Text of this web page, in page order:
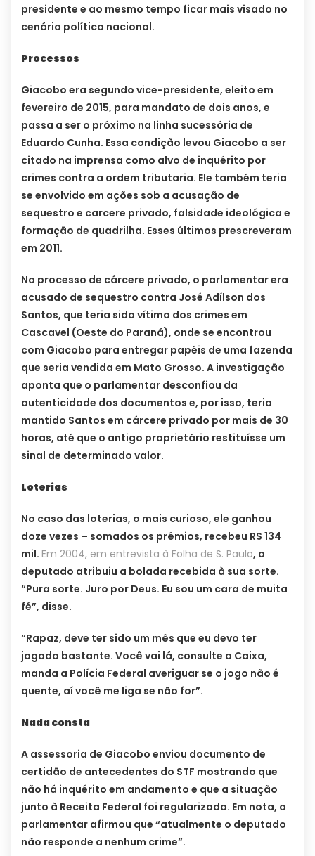
presidente e ao mesmo tempo ficar mais visado no
cenário político nacional.
Processos
Giacobo era segundo vice-presidente, eleito em
fevereiro de 2015, para mandato de dois anos, e
passa a ser o próximo na linha sucessória de
Eduardo Cunha. Essa condição levou Giacobo a ser
citado na imprensa como alvo de inquérito por
crimes contra a ordem tributaria. Ele também teria
se envolvido em ações sob a acusação de
sequestro e carcere privado, falsidade ideológica e
formação de quadrilha. Esses últimos prescreveram
em 2011.
No processo de cárcere privado, o parlamentar era
acusado de sequestro contra José Adílson dos
Santos, que teria sido vítima dos crimes em
Cascavel (Oeste do Paraná), onde se encontrou
com Giacobo para entregar papéis de uma fazenda
que seria vendida em Mato Grosso. A investigação
aponta que o parlamentar desconfiou da
autenticidade dos documentos e, por isso, teria
mantido Santos em cárcere privado por mais de 30
horas, até que o antigo proprietário restituísse um
sinal de determinado valor.
Loterias
No caso das loterias, o mais curioso, ele ganhou
doze vezes – somados os prêmios, recebeu R$ 134
mil. Em 2004, em entrevista à Folha de S. Paulo, o
deputado atribuiu a bolada recebida à sua sorte.
“Pura sorte. Juro por Deus. Eu sou um cara de muita
fé”, disse.
“Rapaz, deve ter sido um mês que eu devo ter
jogado bastante. Você vai lá, consulte a Caixa,
manda a Polícia Federal averiguar se o jogo não é
quente, aí você me liga se não for”.
Nada consta
A assessoria de Giacobo enviou documento de
certidão de antecedentes do STF mostrando que
não há inquérito em andamento e que a situação
junto à Receita Federal foi regularizada. Em nota, o
parlamentar afirmou que “atualmente o deputado
não responde a nenhum crime”.